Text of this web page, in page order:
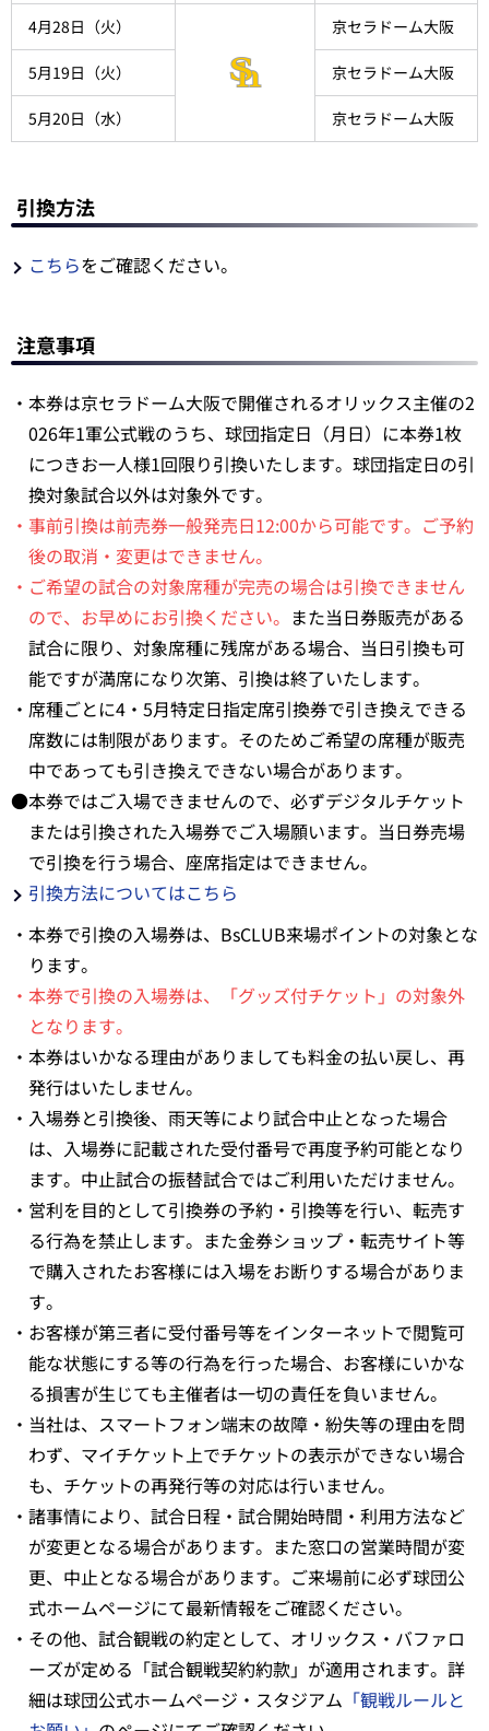
4月28日（火） 京セラドーム大阪
5月19日（火） 京セラドーム大阪
5月20日（水） 京セラドーム大阪
引換方法
こちらをご確認ください。
注意事項
・本券は京セラドーム大阪で開催されるオリックス主催の2
026年1軍公式戦のうち、球団指定日（月日）に本券1枚
につきお一人様1回限り引換いたします。球団指定日の引
換対象試合以外は対象外です。
・事前引換は前売券一般発売日12:00から可能です。ご予約
後の取消・変更はできません。
・ご希望の試合の対象席種が完売の場合は引換できません
ので、お早めにお引換ください。 また当日券販売がある
試合に限り、対象席種に残席がある場合、当日引換も可
能ですが満席になり次第、引換は終了いたします。
・席種ごとに4・5月特定日指定席引換券で引き換えできる
席数には制限があります。そのためご希望の席種が販売
中であっても引き換えできない場合があります。
●本券ではご入場できませんので、必ずデジタルチケット
または引換された入場券でご入場願います。当日券売場
で引換を行う場合、座席指定はできません。
引換方法についてはこちら
・本券で引換の入場券は、BsCLUB来場ポイントの対象とな
ります。
・本券で引換の入場券は、「グッズ付チケット」の対象外
となります。
・本券はいかなる理由がありましても料金の払い戻し、再
発行はいたしません。
・入場券と引換後、雨天等により試合中止となった場合
は、入場券に記載された受付番号で再度予約可能となり
ます。中止試合の振替試合ではご利用いただけません。
・営利を目的として引換券の予約・引換等を行い、転売す
る行為を禁止します。また金券ショップ・転売サイト等
で購入されたお客様には入場をお断りする場合がありま
す。
・お客様が第三者に受付番号等をインターネットで閲覧可
能な状態にする等の行為を行った場合、お客様にいかな
る損害が生じても主催者は一切の責任を負いません。
・当社は、スマートフォン端末の故障・紛失等の理由を問
わず、マイチケット上でチケットの表示ができない場合
も、チケットの再発行等の対応は行いません。
・諸事情により、試合日程・試合開始時間・利用方法など
が変更となる場合があります。また窓口の営業時間が変
更、中止となる場合があります。ご来場前に必ず球団公
式ホームページにて最新情報をご確認ください。
・その他、試合観戦の約定として、オリックス・バファロ
ーズが定める「試合観戦契約約款」が適用されます。詳
細は球団公式ホームページ・スタジアム 「観戦ルールと